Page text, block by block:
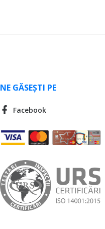
NE GĂSEȘTI PE
Facebook